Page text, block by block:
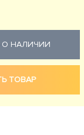
НАЛИЧИИ
ТОВАР